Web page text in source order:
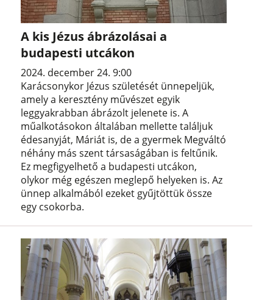
A kis Jézus ábrázolásai a
budapesti utcákon
2024. december 24. 9:00
Karácsonykor Jézus születését ünnepeljük,
amely a keresztény művészet egyik
leggyakrabban ábrázolt jelenete is. A
műalkotásokon általában mellette találjuk
édesanyját, Máriát is, de a gyermek Megváltó
néhány más szent társaságában is feltűnik.
Ez megfigyelhető a budapesti utcákon,
olykor még egészen meglepő helyeken is. Az
ünnep alkalmából ezeket gyűjtöttük össze
egy csokorba.